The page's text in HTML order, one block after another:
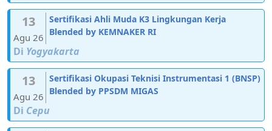
13
Agu 26
Sertifikasi Ahli Muda K3 Lingkungan Kerja
Blended by KEMNAKER RI
Di Yogyakarta
13
Agu 26
Sertifikasi Okupasi Teknisi Instrumentasi 1 (BNSP)
Blended by PPSDM MIGAS
Di Cepu